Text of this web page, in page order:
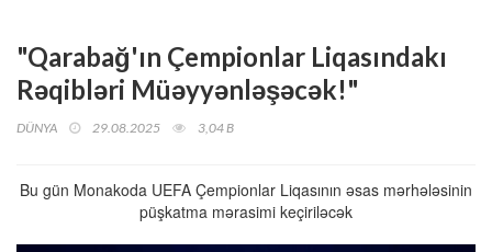
"Qarabağ'ın Çempionlar Liqasındakı
Rəqibləri Müəyyənləşəcək!"
DÜNYA 29.08.2025 3,04 B
Bu gün Monakoda UEFA Çempionlar Liqasının əsas mərhələsinin
püşkatma mərasimi keçiriləcək